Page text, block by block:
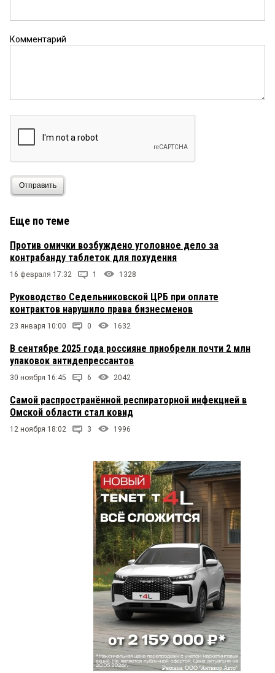
Комментарий
Отправить
Еще по теме
Против омички возбуждено уголовное дело за
контрабанду таблеток для похудения
16 февраля 17:32 1 1328
Руководство Седельниковской ЦРБ при оплате
контрактов нарушило права бизнесменов
23 января 10:00 0 1632
В сентябре 2025 года россияне приобрели почти 2 млн
упаковок антидепрессантов
30 ноября 16:45 6 2042
Самой распространённой респираторной инфекцией в
Омской области стал ковид
12 ноября 18:02 3 1996